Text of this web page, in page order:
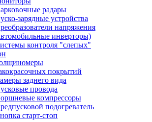
радары
зарядные устройства
напряжения
инверторы)
контроля "слепых"
покрытий
заднего вида
провода
компрессоры
подогреватель
старт-стоп